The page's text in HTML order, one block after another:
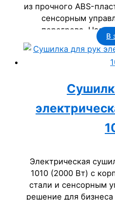
из прочного ABS-
сенсорным
перегрева.
оборудование для
ресторанов
В
Электрическая
1010 (2000 Вт) с
стали и сенсорным
решение для